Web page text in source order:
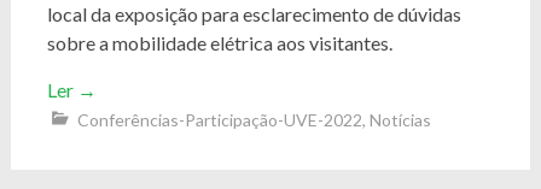
local da exposição para esclarecimento de dúvidas
sobre a mobilidade elétrica aos visitantes.
Ler →
Conferências-Participação-UVE-2022, Notícias